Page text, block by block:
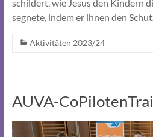
schildert, wie Jesus den Kindern
segnete, indem er ihnen den
Aktivitäten 2023/24
AUVA-